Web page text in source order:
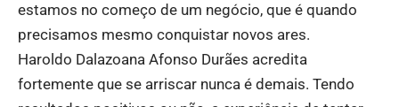
estamos no começo de um negócio, que é quando
precisamos mesmo conquistar novos ares.
Haroldo Dalazoana Afonso Durães acredita
fortemente que se arriscar nunca é demais. Tendo